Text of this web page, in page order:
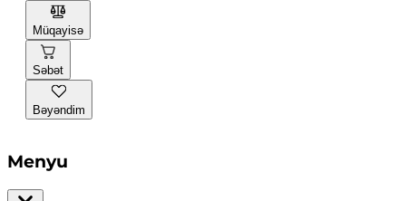
Müqayisə
Səbət
Bəyəndim
Menyu